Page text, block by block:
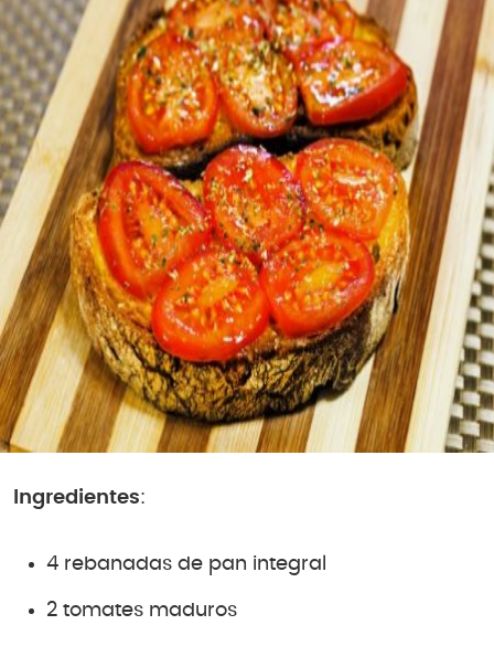
Ingredientes:
4 rebanadas de pan integral
2 tomates maduros